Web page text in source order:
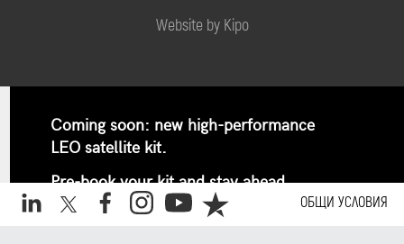
ОБЩИ УСЛОВИЯ
Website by Kipo
Coming soon: new high-performance
LEO satellite kit.
Pre-book your kit and stay ahead.